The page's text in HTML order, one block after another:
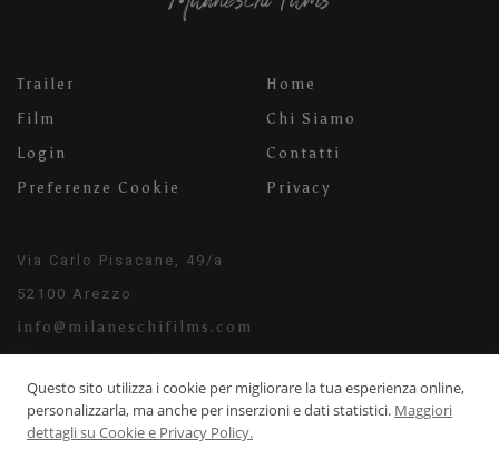
Trailer
Film
Login
Preferenze Cookie
Home
Chi Siamo
Contatti
Privacy
Via Carlo Pisacane, 49/a
52100 Arezzo
info@milaneschifilms.com
Questo sito utilizza i cookie per migliorare la tua esperienza online,
personalizzarla, ma anche per inserzioni e dati statistici. Maggiori
dettagli su Cookie e Privacy Policy.